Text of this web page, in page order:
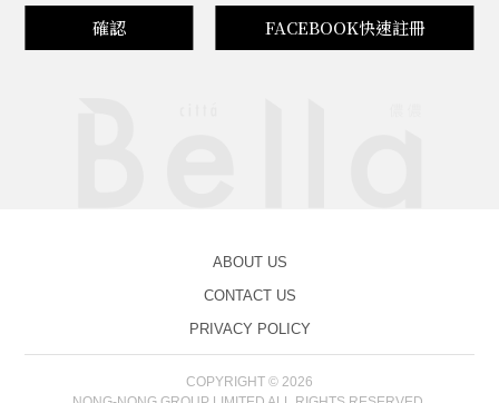
確認 FACEBOOK快速註冊
ABOUT US
CONTACT US
PRIVACY POLICY
COPYRIGHT © 2026